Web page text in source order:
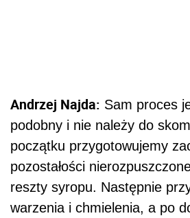
za niecałe 200 zł, w skład
miernik cukru, pojemnik
czy koncentrat słodu. W
browarze będziemy
zdecydowanie większej
warzenia piwa jest w pełni